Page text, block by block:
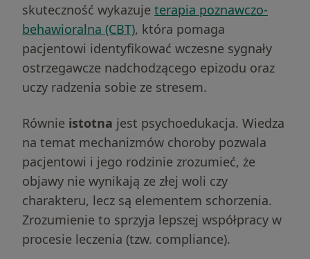
skuteczność wykazuje terapia poznawczo-
behawioralna (CBT), która pomaga
pacjentowi identyfikować wczesne sygnały
ostrzegawcze nadchodzącego epizodu oraz
uczy radzenia sobie ze stresem.
Równie istotna jest psychoedukacja. Wiedza
na temat mechanizmów choroby pozwala
pacjentowi i jego rodzinie zrozumieć, że
objawy nie wynikają ze złej woli czy
charakteru, lecz są elementem schorzenia.
Zrozumienie to sprzyja lepszej współpracy w
procesie leczenia (tzw. compliance).